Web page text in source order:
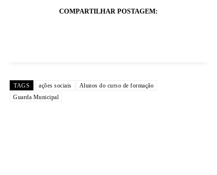
COMPARTILHAR POSTAGEM:
TAGS ações sociais
Alunos do curso de formação
Guarda Municipal